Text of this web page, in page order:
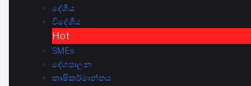
දේශීය
විදේශීය
Hot
SMEs
දේශපාලන
කෘෂිකර්මාන්තය